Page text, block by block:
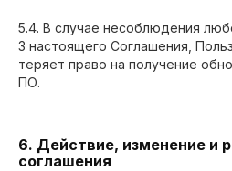
5.4. В случае несоблюдения
3 настоящего Соглашения,
теряет право на получение
ПО.
6. Действие, изменение и
соглашения
обратной связи на сайте, вы
сполитикой конфиденциальности
публичной офертой
Москва, улица Фридриха Энгельса,